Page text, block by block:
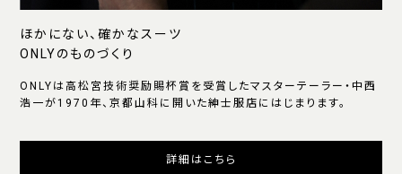
ほかにない、確かなスーツ
ONLYのものづくり
ONLYは高松宮技術奨励賜杯賞を受賞したマスターテーラー・中西
浩一が1970年、京都山科に開いた紳士服店にはじまります。
詳細はこちら